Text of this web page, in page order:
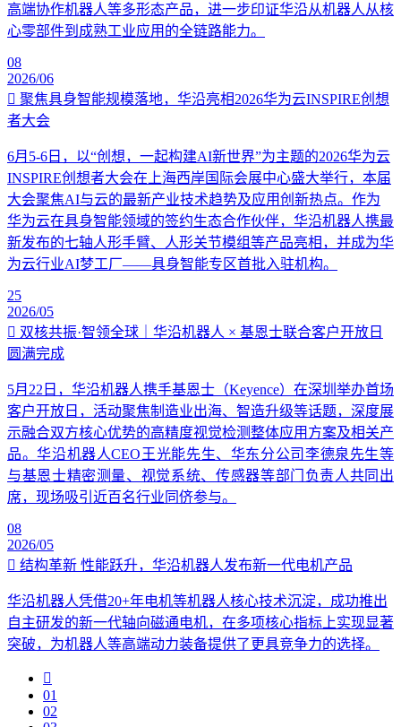
高端协作机器人等多形态产品，进一步印证华沿从机器人从核
心零部件到成熟工业应用的全链路能力。
08
2026/06
聚焦具身智能规模落地，华沿亮相2026华为云INSPIRE创想
者大会
6月5-6日，以“创想，一起构建AI新世界”为主题的2026华为云
INSPIRE创想者大会在上海西岸国际会展中心盛大举行，本届
大会聚焦AI与云的最新产业技术趋势及应用创新热点。作为
华为云在具身智能领域的签约生态合作伙伴，华沿机器人携最
新发布的七轴人形手臂、人形关节模组等产品亮相，并成为华
为云行业AI梦工厂——具身智能专区首批入驻机构。
25
2026/05
双核共振·智领全球｜华沿机器人 × 基恩士联合客户开放日
圆满完成
5月22日，华沿机器人携手基恩士（Keyence）在深圳举办首场
客户开放日，活动聚焦制造业出海、智造升级等话题，深度展
示融合双方核心优势的高精度视觉检测整体应用方案及相关产
品。华沿机器人CEO王光能先生、华东分公司李德泉先生等
与基恩士精密测量、视觉系统、传感器等部门负责人共同出
席，现场吸引近百名行业同侪参与。
08
2026/05
结构革新 性能跃升，华沿机器人发布新一代电机产品
华沿机器人凭借20+年电机等机器人核心技术沉淀，成功推出
自主研发的新一代轴向磁通电机，在多项核心指标上实现显著
突破，为机器人等高端动力装备提供了更具竞争力的选择。
01
02